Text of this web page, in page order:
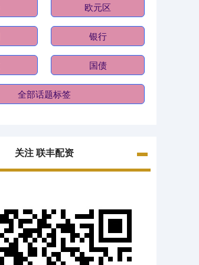
欧元区
银行
国债
全部话题标签
关注 联丰配资